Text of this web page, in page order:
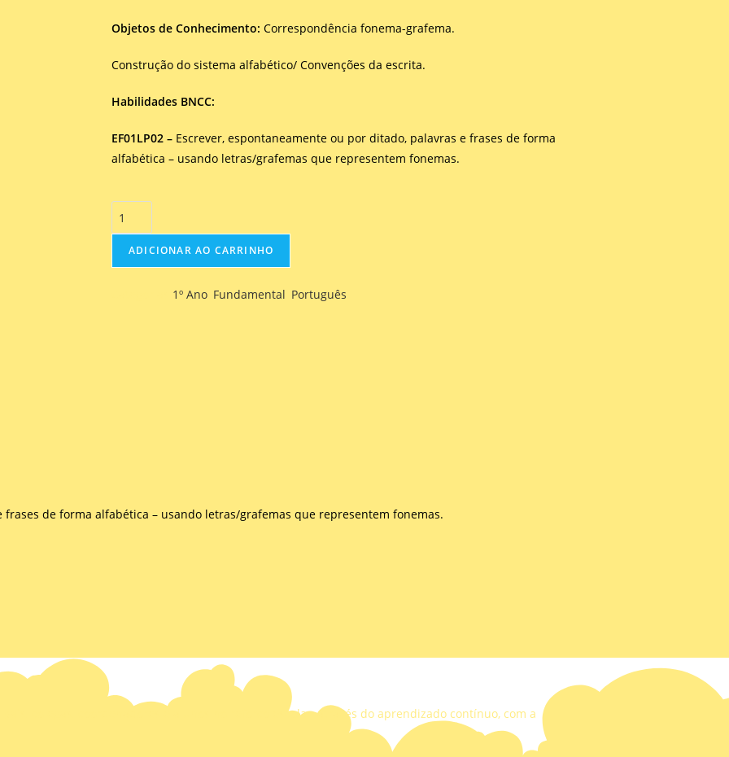
Objetos de Conhecimento: Correspondência fonema-grafema.
Construção do sistema alfabético/ Convenções da escrita.
Habilidades BNCC:
EF01LP02 – Escrever, espontaneamente ou por ditado, palavras e frases de forma
alfabética – usando letras/grafemas que representem fonemas.
ADICIONAR AO CARRINHO
1º Ano Fundamental Português
de forma alfabética – usando letras/grafemas que representem fonemas.
colegas, coordenadores e alunos no reforço escolar, através do aprendizado contínuo, com a